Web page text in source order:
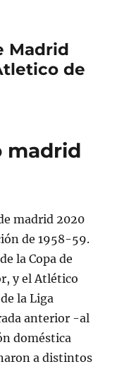
Madrid
de
madrid
de 1958-59.
la Copa de
y el Atlético
la Liga
anterior -al
doméstica
a distintos